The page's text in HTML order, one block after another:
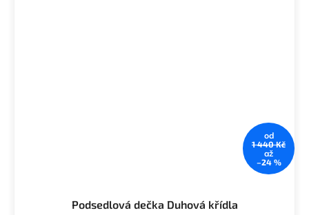
od
1 440 Kč
až
–24 %
Podsedlová dečka Duhová křídla